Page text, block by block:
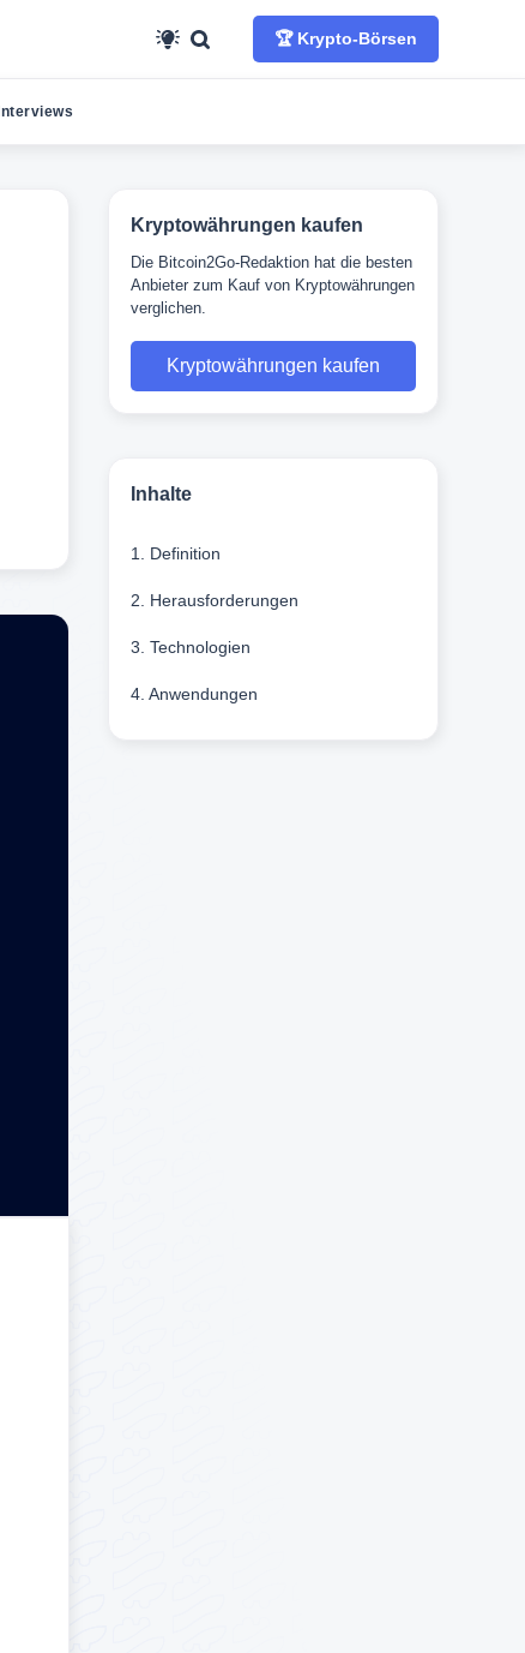
🏆 Krypto-Börsen
Interviews
Kryptowährungen kaufen
Die Bitcoin2Go-Redaktion hat die besten
Anbieter zum Kauf von Kryptowährungen
verglichen.
Kryptowährungen kaufen
Inhalte
1. Definition
2. Herausforderungen
3. Technologien
4. Anwendungen